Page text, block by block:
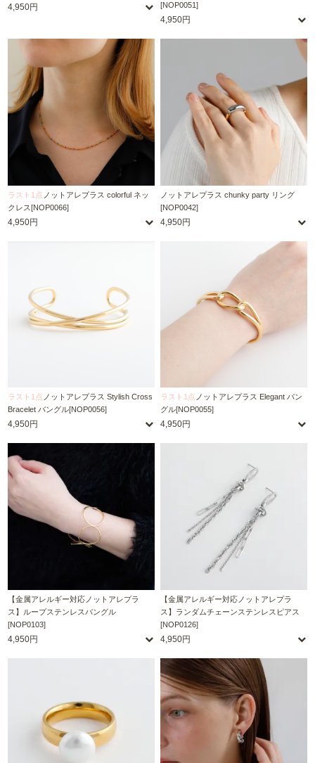
4,950円
[NOP0051]
4,950円
ラスト1点 ノットアレプラス colorful ネッ
クレス[NOP0066]
4,950円
ノットアレプラス chunky party リング
[NOP0042]
4,950円
ラスト1点 ノットアレプラス Stylish Cross
Bracelet バングル[NOP0056]
4,950円
ラスト1点 ノットアレプラス Elegant バン
グル[NOP0055]
4,950円
【金属アレルギー対応ノットアレプラ
ス】ループステンレスバングル
[NOP0103]
4,950円
【金属アレルギー対応ノットアレプラ
ス】ランダムチェーンステンレスピアス
[NOP0126]
4,950円